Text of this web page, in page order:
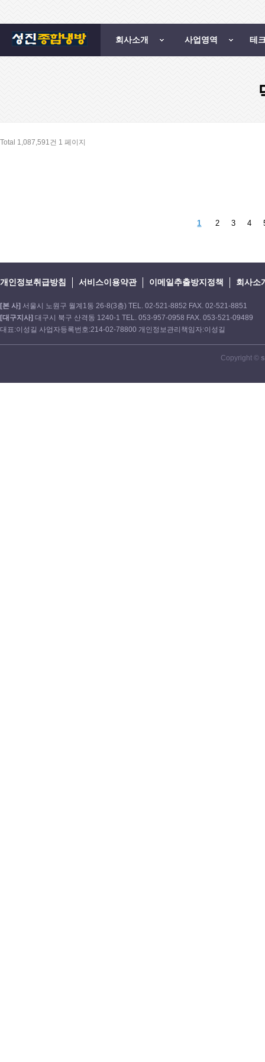
회사소개 사업영역 테
Total 1,087,591건 1 페이지
1 2 3 4
개인정보취급방침 서비스이용약관 이메일추출방지정책 회사소
[본 사] 서울시 노원구 월계1동 26-8(3층) TEL. 02-521-8852 FAX. 02-521-8851
[대구지사] 대구시 북구 산격동 1240-1 TEL. 053-957-0958 FAX. 053-521-09489
대표:이성길 사업자등록번호:214-02-78800 개인정보관리책임자:이성길
Copyright ©